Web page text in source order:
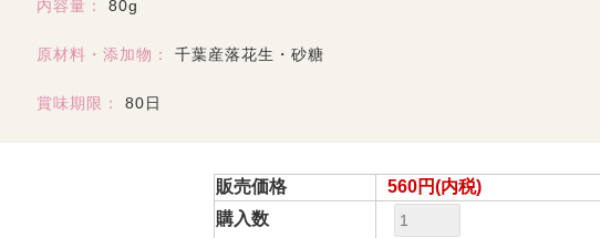
内容量： 80g
原材料・添加物： 千葉産落花生・砂糖
賞味期限： 80日
販売価格
560円(内税)
購入数